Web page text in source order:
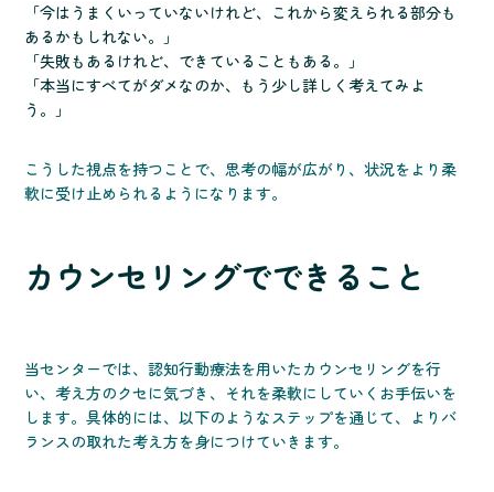
「今はうまくいっていないけれど、これから変えられる部分も
あるかもしれない。」
「失敗もあるけれど、できていることもある。」
「本当にすべてがダメなのか、もう少し詳しく考えてみよ
う。」
こうした視点を持つことで、思考の幅が広がり、状況をより柔
軟に受け止められるようになります。
カウンセリングでできること
当センターでは、認知行動療法を用いたカウンセリングを行
い、考え方のクセに気づき、それを柔軟にしていくお手伝いを
します。具体的には、以下のようなステップを通じて、よりバ
ランスの取れた考え方を身につけていきます。